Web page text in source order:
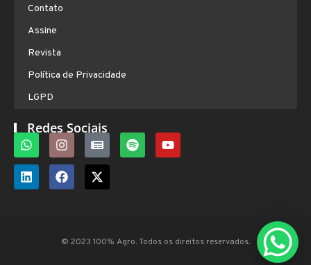
Contato
Assine
Revista
Política de Privacidade
LGPD
Redes Sociais
© 2023 100% Agro. Todos os direitos reservados.